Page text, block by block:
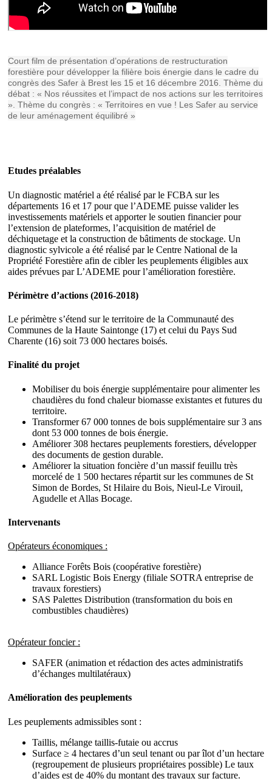
Court film de présentation d’opérations de restructuration
forestière pour développer la filière bois énergie dans le cadre du
congrès des Safer à Brest les 15 et 16 décembre 2016. Thème du
débat : « Nos réussites et l’impact de nos actions sur les territoires
». Thème du congrès : « Territoires en vue ! Les Safer au service
de leur aménagement équilibré »
Etudes préalables
Un diagnostic matériel a été réalisé par le FCBA sur les
départements 16 et 17 pour que l’ADEME puisse valider les
investissements matériels et apporter le soutien financier pour
l’extension de plateformes, l’acquisition de matériel de
déchiquetage et la construction de bâtiments de stockage. Un
diagnostic sylvicole a été réalisé par le Centre National de la
Propriété Forestière afin de cibler les peuplements éligibles aux
aides prévues par L’ADEME pour l’amélioration forestière.
Périmètre d’actions (2016-2018)
Le périmètre s’étend sur le territoire de la Communauté des
Communes de la Haute Saintonge (17) et celui du Pays Sud
Charente (16) soit 73 000 hectares boisés.
Finalité du projet
Mobiliser du bois énergie supplémentaire pour alimenter les
chaudières du fond chaleur biomasse existantes et futures du
territoire.
Transformer 67 000 tonnes de bois supplémentaire sur 3 ans
dont 53 000 tonnes de bois énergie.
Améliorer 308 hectares peuplements forestiers, développer
des documents de gestion durable.
Améliorer la situation foncière d’un massif feuillu très
morcelé de 1 500 hectares répartit sur les communes de St
Simon de Bordes, St Hilaire du Bois, Nieul-Le Virouil,
Agudelle et Allas Bocage.
Intervenants
Opérateurs économiques :
Alliance Forêts Bois (coopérative forestière)
SARL Logistic Bois Energy (filiale SOTRA entreprise de
travaux forestiers)
SAS Palettes Distribution (transformation du bois en
combustibles chaudières)
Opérateur foncier :
SAFER (animation et rédaction des actes administratifs
d’échanges multilatéraux)
Amélioration des peuplements
Les peuplements admissibles sont :
Taillis, mélange taillis-futaie ou accrus
Surface ≥ 4 hectares d’un seul tenant ou par îlot d’un hectare
(regroupement de plusieurs propriétaires possible) Le taux
d’aides est de 40% du montant des travaux sur facture.